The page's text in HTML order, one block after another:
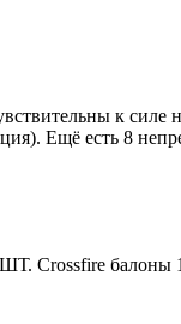
к
Ещё есть 8
балоны